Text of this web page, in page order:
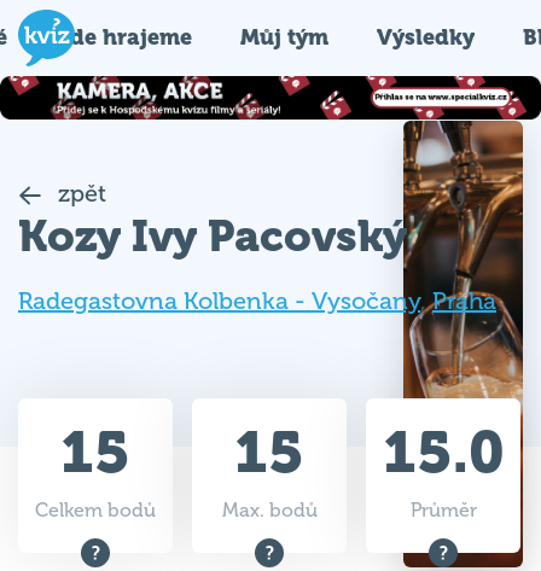
Kde hrajeme Můj tým Výsledky
zpět
Kozy Ivy Pacovský
Radegastovna Kolbenka - Vysočany,Praha
15
Celkem bodů
15
Max. bodů
15.0
Průměr